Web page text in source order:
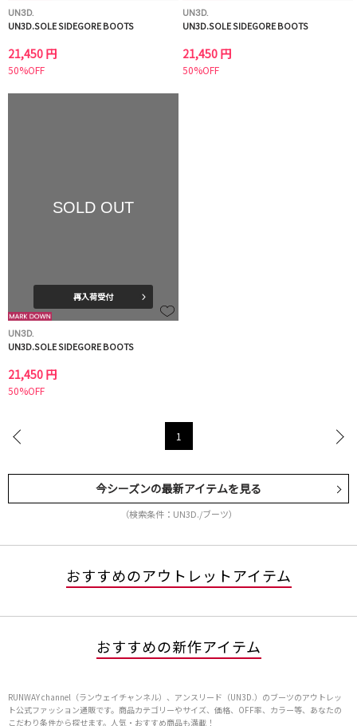
UN3D.
UN3D.SOLE SIDEGORE BOOTS
21,450 円
50%OFF
UN3D.
UN3D.SOLE SIDEGORE BOOTS
21,450 円
50%OFF
SOLD OUT
再入荷受付
UN3D.
UN3D.SOLE SIDEGORE BOOTS
21,450 円
50%OFF
1
今シーズンの最新アイテムを見る
（検索条件：UN3D./ブーツ）
おすすめのアウトレットアイテム
おすすめの新作アイテム
RUNWAY channel（ランウェイチャンネル）、アンスリード（UN3D.）のブーツのアウトレッ
ト公式ファッション通販です。商品カテゴリーやサイズ、価格、OFF率、カラー等、あなたの
こだわり条件から探せます。人気・おすすめ商品も満載！